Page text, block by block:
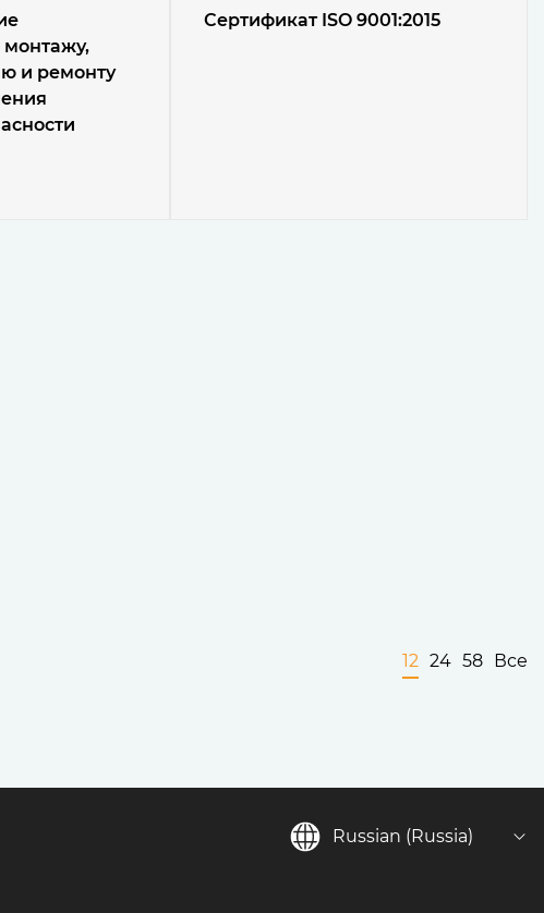
монтажу,
и ремонту
Сертификат ISO 9001:2015
12 24 58 Все
Russian (Russia)